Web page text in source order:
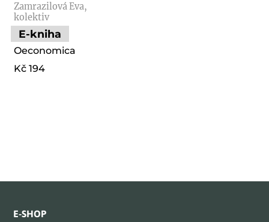
Zamrazilová Eva,
kolektiv
E-kniha
Oeconomica
Kč 194
E-SHOP